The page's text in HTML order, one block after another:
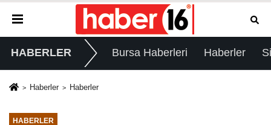
HABERLER Bursa Haberleri Haberler
Haberler Haberler
HABERLER